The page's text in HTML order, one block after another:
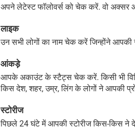
अपने लेटेस्ट फॉलोवर्स को चेक करें. वो अक्सर
लाइक
उन सभी लोगों का नाम चेक करें जिन्होंने आपकी
आंकड़े
आपके अकाउंट के स्टैट्स चेक करें. किसी भी
किस देश, शहर, उम्र, लिंग के लोगों ने आपकी
स्टोरीज
पिछले 24 घंटे में आपकी स्टोरीज किस-किस ने